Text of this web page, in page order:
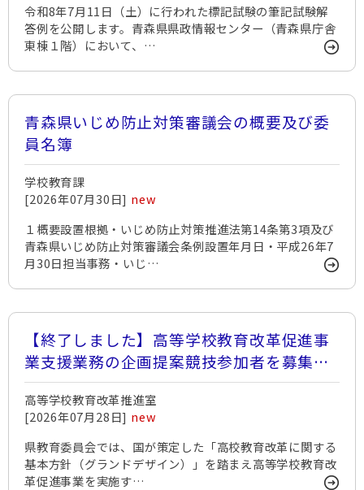
令和8年7月11日（土）に行われた標記試験の筆記試験解
答例を公開します。青森県県政情報センター（青森県庁舎
東棟１階）において、…
青森県いじめ防止対策審議会の概要及び委
員名簿
学校教育課
[2026年07月30日] new
１概要設置根拠・いじめ防止対策推進法第14条第3項及び
青森県いじめ防止対策審議会条例設置年月日・平成26年7
月30日担当事務・いじ…
【終了しました】高等学校教育改革促進事
業支援業務の企画提案競技参加者を募集し
ます
高等学校教育改革推進室
[2026年07月28日] new
県教育委員会では、国が策定した「高校教育改革に関する
基本方針（グランドデザイン）」を踏まえ高等学校教育改
革促進事業を実施す…